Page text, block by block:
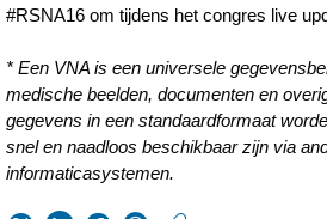
#RSNA16 om tijdens het congres live
* Een VNA is een universele
medische beelden, documenten en
gegevens in een standaardformaat
snel en naadloos beschikbaar zijn via
informaticasystemen.